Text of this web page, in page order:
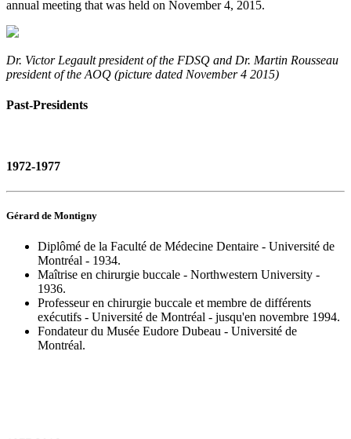
annual meeting that was held on November 4, 2015.
Dr. Victor Legault president of the FDSQ and Dr. Martin Rousseau
president of the AOQ (picture dated November 4 2015)
Past-Presidents
1972-1977
Gérard de Montigny
Diplômé de la Faculté de Médecine Dentaire - Université de
Montréal - 1934.
Maîtrise en chirurgie buccale - Northwestern University -
1936.
Professeur en chirurgie buccale et membre de différents
exécutifs - Université de Montréal - jusqu'en novembre 1994.
Fondateur du Musée Eudore Dubeau - Université de
Montréal.